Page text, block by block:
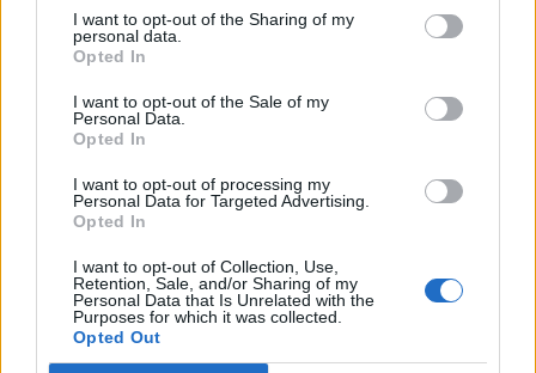
I want to opt-out of the Sharing of my
personal data.
Opted In
I want to opt-out of the Sale of my
Personal Data.
Opted In
I want to opt-out of processing my
Personal Data for Targeted Advertising.
Opted In
I want to opt-out of Collection, Use,
Retention, Sale, and/or Sharing of my
Personal Data that Is Unrelated with the
Purposes for which it was collected.
Opted Out
Λακωνία: Το τελευταίο δρομολόγιο «γη -
ουρανός» του Μιχάλη που τόσοι αγάπησαν
08/08/2026 09:05